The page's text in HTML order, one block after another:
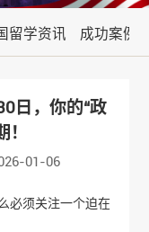
留学资讯 成功案例
日，你的“政
01-06
必须关注一个迫在